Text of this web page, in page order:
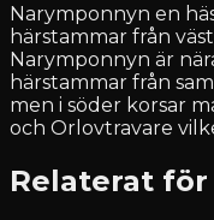
Narymponnyn en
härstammar från
Narymponnyn är
härstammar från
men i söder korsar
och Orlovtravare
Relaterat